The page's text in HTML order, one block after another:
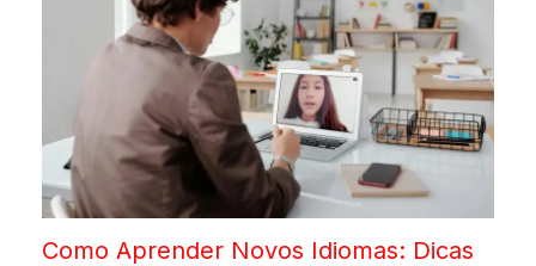
Como Aprender Novos Idiomas: Dicas